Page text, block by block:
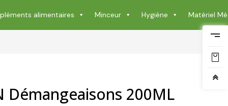
alimentaires Minceur Hygiène Matériel
Démangeaisons 200ML